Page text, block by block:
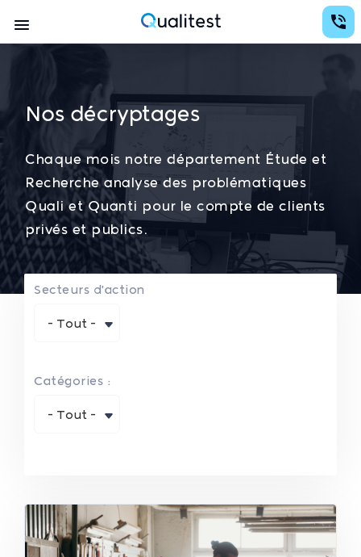
au
contenu
principal
Qualitest
Navigation
Nos décryptages
Chaque mois notre département Étude et
Recherche analyse des problématiques
Quali et Quanti pour le compte de clients
privés et publics.
Secteurs d'action
- Tout -
Catégories :
- Tout -